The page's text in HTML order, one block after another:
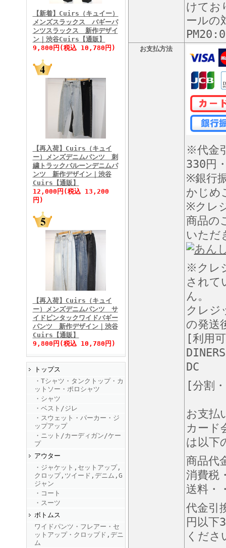
FINEBOYS2026年2月号
FINEBOYS2026年1月号
FINEBOYS2025年11月号
FINEBOYS2025年10月号
FINEBOYS2025年9月号
【新着】Cuirs（キュイー）
メンズスラックス バギーパ
ンツスラックス 新作デザイ
ン｜渋谷Cuirs【通販】
9,800円(税込 10,780円)
【再入荷】Cuirs（キュイ
ー）メンズデニムパンツ 刺
繍トラックバルーンデニムパ
ンツ 新作デザイン｜渋谷
Cuirs【通販】
12,000円(税込 13,200
円)
【再入荷】Cuirs（キュイ
ー）メンズデニムパンツ サ
イドピンタックワイドバギー
パンツ 新作デザイン｜渋谷
Cuirs【通販】
9,800円(税込 10,780円)
トップス
・Tシャツ・タンクトップ・カ
ットソー・ポロシャツ
・シャツ
・ベスト/ジレ
・スウェット・パーカー・ジ
ップアップ
・ニット/カーディガン/ケー
プ
アウター
・ジャケット,セットアップ,
クロップ,ツイード,デニム,G
ジャン
・コート
・スーツ
ボトムス
ワイドパンツ・フレアー・セ
ットアップ・クロップド,デニ
ム
けてお
ールの
お支払方法
※代金
330円
※銀行
かじめ
※クレ
商品の
いただ
※クレ
されて
ん。
クレジ
の発送
[利用
DC
[分割
お支払
カード
は以下
商品代
消費税
送料・
代金引
円以下
くださ